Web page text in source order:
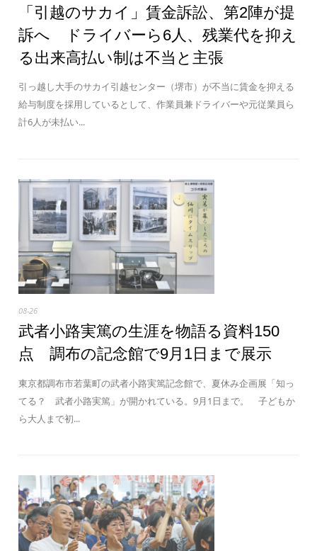
「引越のサカイ」賃金訴訟、第2陣が提
訴へ ドライバーら6人、残業代を抑え
る出来高払い制は不当と主張
引っ越し大手のサカイ引越センター（堺市）が不当に賃金を抑える
給与制度を採用しているとして、作業員兼ドライバーや元従業員ら
計6人が未払い...
08-26
武者小路実篤の生涯を物語る資料150
点 調布の記念館で9月1日まで展示
東京都調布市若葉町の武者小路実篤記念館で、夏休み企画展「知っ
てる？ 武者小路実篤」が開かれている。9月1日まで。 子どもか
ら大人まで初...